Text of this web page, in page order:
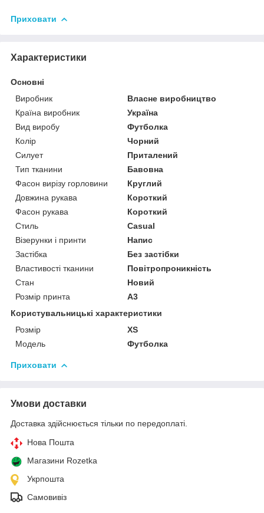
Приховати
Характеристики
Основні
Виробник
Власне виробництво
Країна виробник
Україна
Вид виробу
Футболка
Колір
Чорний
Силует
Приталений
Тип тканини
Бавовна
Фасон вирізу горловини
Круглий
Довжина рукава
Короткий
Фасон рукава
Короткий
Стиль
Casual
Візерунки і принти
Напис
Застібка
Без застібки
Властивості тканини
Повітропроникність
Стан
Новий
Розмір принта
А3
Користувальницькі характеристики
Розмір
XS
Модель
Футболка
Приховати
Умови доставки
Доставка здійснюється тільки по передоплаті.
Нова Пошта
Магазини Rozetka
Укрпошта
Самовивіз